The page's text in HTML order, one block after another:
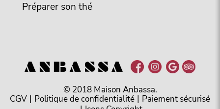
Préparer son thé
© 2018 Maison Anbassa.
CGV | Politique de confidentialité | Paiement sécurisé